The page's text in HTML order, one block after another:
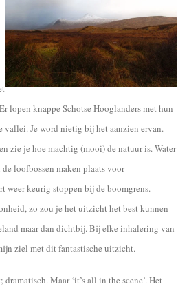
lopen knappe Schotse Hooglanders met hun
vallei. Je word nietig bij het aanzien ervan.
zie je hoe machtig (mooi) de natuur is. Water
loofbossen maken plaats voor
weer keurig stoppen bij de boomgrens.
zo zou je het uitzicht het best kunnen
maar dan dichtbij. Bij elke inhalering van
ziel met dit fantastische uitzicht.
Maar ‘it’s all in the scene’. Het